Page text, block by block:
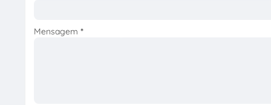
Mensagem *